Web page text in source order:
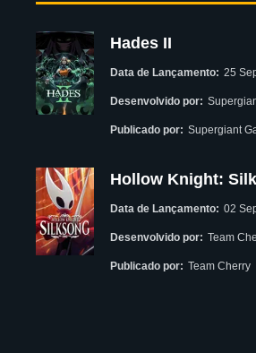
Hades II
Data de Lançamento: 25
Desenvolvido por:
Publicado por: Supergiant
Hollow Knight:
Data de Lançamento: 02
Desenvolvido por: Team
Publicado por: Team Cherry